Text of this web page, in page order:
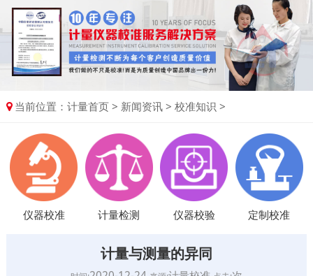
当前位置：计量首页 > 新闻资讯 >校准知识 >
仪器校准 计量检测 仪器校验 定制校准
计量与测量的异同